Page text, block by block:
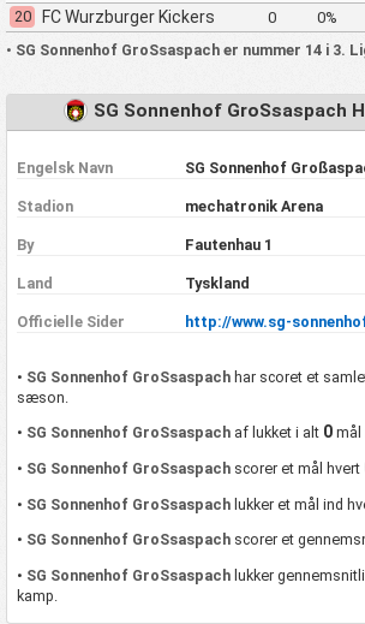
20
FC Wurzburger Kickers 0 0%
• SG Sonnenhof GroSsaspach er nummer 14 i 3.
SG Sonnenhof GroSsaspach
Engelsk Navn SG Sonnenhof
Stadion mechatronik Arena
By Fautenhau 1
Land Tyskland
Officielle Sider http://www.sg-
• SG Sonnenhof GroSsaspach har scoret et
sæson.
• SG Sonnenhof GroSsaspach af lukket i alt 0 mål
• SG Sonnenhof GroSsaspach scorer et mål hvert
• SG Sonnenhof GroSsaspach lukker et mål ind
• SG Sonnenhof GroSsaspach scorer et
• SG Sonnenhof GroSsaspach lukker
kamp.